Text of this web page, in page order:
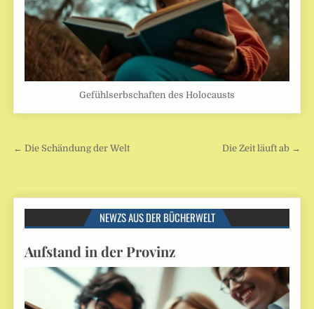
Gefühlserbschaften des Holocausts
Beitragsnavigation
← Die Schändung der Welt Die Zeit läuft ab →
NEWZS AUS DER BÜCHERWELT
Aufstand in der Provinz